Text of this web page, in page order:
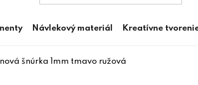
Návlekový materiál Kreatívne
šnúrka 1mm tmavo ružová